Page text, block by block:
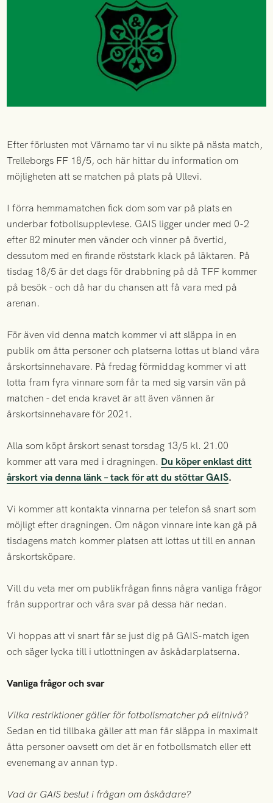
Efter förlusten mot Värnamo tar vi nu sikte på nästa match,
Trelleborgs FF 18/5, och här hittar du information om
möjligheten att se matchen på plats på Ullevi.
I förra hemmamatchen fick dom som var på plats en
underbar fotbollsupplevlese. GAIS ligger under med 0-2
efter 82 minuter men vänder och vinner på övertid,
dessutom med en firande röststark klack på läktaren. På
tisdag 18/5 är det dags för drabbning på då TFF kommer
på besök - och då har du chansen att få vara med på
arenan.
För även vid denna match kommer vi att släppa in en
publik om åtta personer och platserna lottas ut bland våra
årskortsinnehavare. På fredag förmiddag kommer vi att
lotta fram fyra vinnare som får ta med sig varsin vän på
matchen - det enda kravet är att även vännen är
årskortsinnehavare för 2021.
Alla som köpt årskort senast torsdag 13/5 kl. 21.00
kommer att vara med i dragningen. Du köper enklast ditt
årskort via denna länk – tack för att du stöttar GAIS.
Vi kommer att kontakta vinnarna per telefon så snart som
möjligt efter dragningen. Om någon vinnare inte kan gå på
tisdagens match kommer platsen att lottas ut till en annan
årskortsköpare.
Vill du veta mer om publikfrågan finns några vanliga frågor
från supportrar och våra svar på dessa här nedan.
Vi hoppas att vi snart får se just dig på GAIS-match igen
och säger lycka till i utlottningen av åskådarplatserna.
Vanliga frågor och svar
Vilka restriktioner gäller för fotbollsmatcher på elitnivå?
Sedan en tid tillbaka gäller att man får släppa in maximalt
åtta personer oavsett om det är en fotbollsmatch eller ett
evenemang av annan typ.
Vad är GAIS beslut i frågan om åskådare?